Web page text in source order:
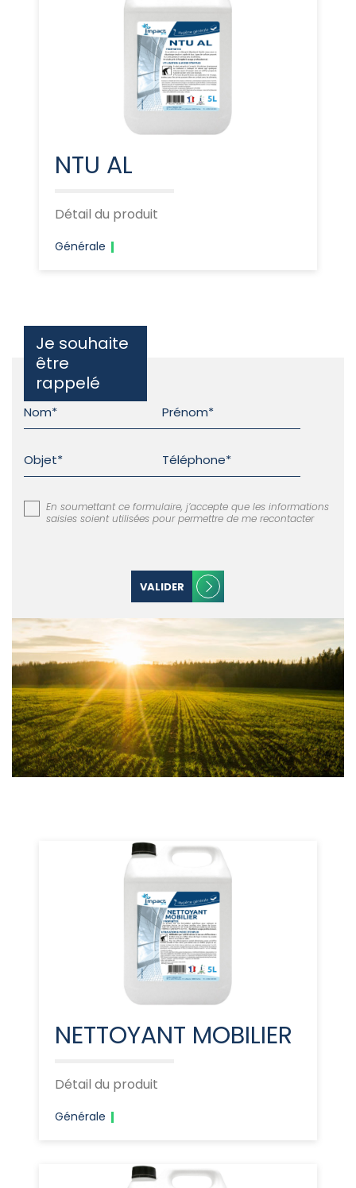
NTU AL
Détail du produit
Générale
Je souhaite
être
rappelé
En soumettant ce formulaire, j’accepte que les informations
saisies soient utilisées pour permettre de me recontacter
VALIDER
NETTOYANT MOBILIER
Détail du produit
Générale